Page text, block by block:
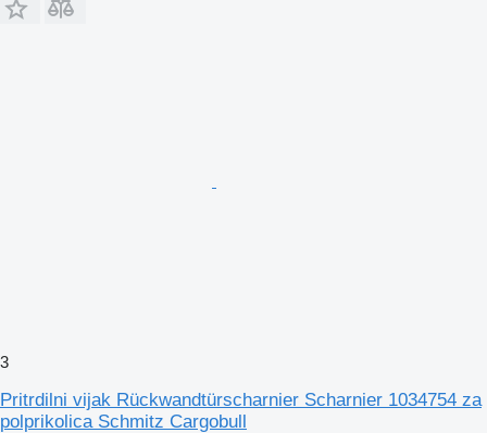
3
Pritrdilni vijak Rückwandtürscharnier Scharnier 1034754 za
polprikolica Schmitz Cargobull